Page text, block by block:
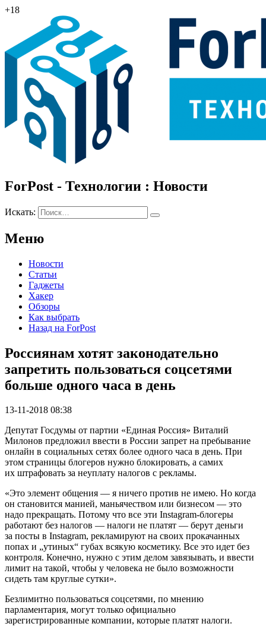
+18
ForPost - Технологии : Новости
Искать:
Меню
Новости
Статьи
Гаджеты
Хакер
Обзоры
Как выбрать
Назад на ForPost
Россиянам хотят законодательно
запретить пользоваться соцсетями
больше одного часа в день
13-11-2018 08:38
Депутат Госдумы от партии «Единая Россия» Виталий
Милонов предложил ввести в России запрет на пребывание
онлайн в социальных сетях более одного часа в день. При
этом страницы блогеров нужно блокировать, а самих
их штрафовать за неуплату налогов с рекламы.
«Это элемент общения — я ничего против не имею. Но когда
он становится манией, маньячеством или бизнесом — это
надо прекращать. Потому что все эти Instagram-блогеры
работают без налогов — налоги не платят — берут деньги
за посты в Instagram, рекламируют на своих прокачанных
попах и „утиных“ губах всякую косметику. Все это идет без
контроля. Конечно, нужно с этим делом завязывать, и ввести
лимит на такой, чтобы у человека не было возможности
сидеть там круглые сутки».
Безлимитно пользоваться соцсетями, по мнению
парламентария, могут только официально
зарегистрированные компании, которые платят налоги.